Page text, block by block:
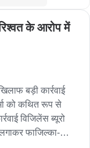
के आरोप में
बड़ी कार्रवाई
को कथित रूप से
विजिलेंस ब्यूरो
फाजिल्का-